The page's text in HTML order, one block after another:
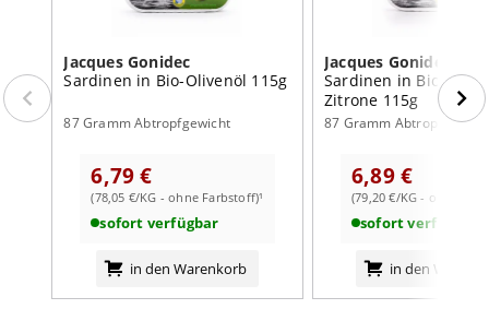
Kohlenhydrate
0g
davon:
0,70
Jacques Gonidec
Sardinen in Bio-Olivenöl 115g
87 Gramm Abtropfgewicht
6,79 €
(78,05 €/KG - ohne Farbstoff)¹
sofort verfügbar
in den Warenkorb
Jacques Gonidec
Sardinen in Bio-
Zitrone 115g
87 Gramm
6,89 €
(79,20 €/KG - ohne
sofort verfügbar
in den